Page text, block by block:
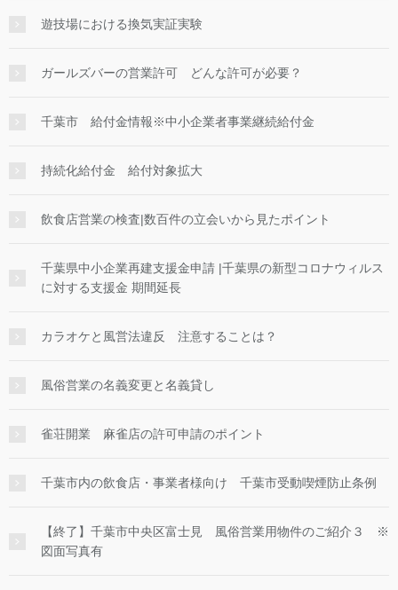
遊技場における換気実証実験
ガールズバーの営業許可 どんな許可が必要？
千葉市 給付金情報※中小企業者事業継続給付金
持続化給付金 給付対象拡大
飲食店営業の検査|数百件の立会いから見たポイント
千葉県中小企業再建支援金申請 |千葉県の新型コロナウィルス
に対する支援金 期間延長
カラオケと風営法違反 注意することは？
風俗営業の名義変更と名義貸し
雀荘開業 麻雀店の許可申請のポイント
千葉市内の飲食店・事業者様向け 千葉市受動喫煙防止条例
【終了】千葉市中央区富士見 風俗営業用物件のご紹介３ ※
図面写真有